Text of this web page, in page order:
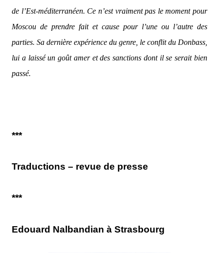
de l’Est-méditerranéen. Ce n’est vraiment pas le moment pour
Moscou de prendre fait et cause pour l’une ou l’autre des
parties. Sa dernière expérience du genre, le conflit du Donbass,
lui a laissé un goût amer et des sanctions dont il se serait bien
passé.
***
Traductions – revue de presse
***
Edouard Nalbandian à Strasbourg